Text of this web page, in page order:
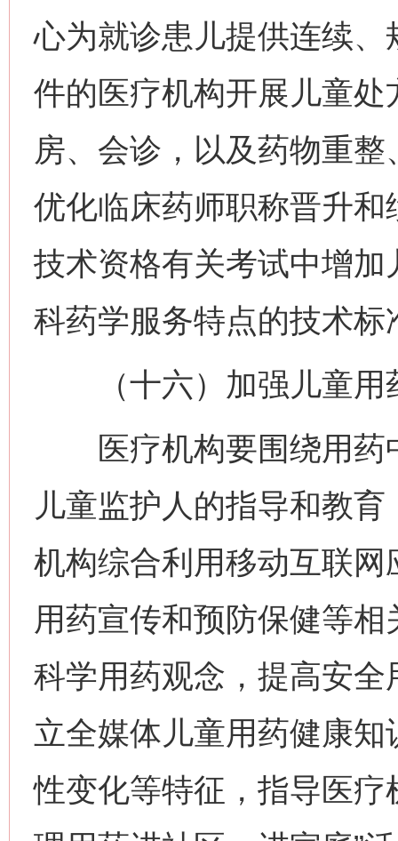
心为就诊患儿提供连续
件的医疗机构开展儿童
房、会诊，以及药物重
优化临床药师职称晋升
技术资格有关考试中增
科药学服务特点的技术标
（十六）加强儿童用
医疗机构要围绕用药
儿童监护人的指导和教
机构综合利用移动互联
用药宣传和预防保健等
科学用药观念，提高安
立全媒体儿童用药健康
性变化等特征，指导医疗